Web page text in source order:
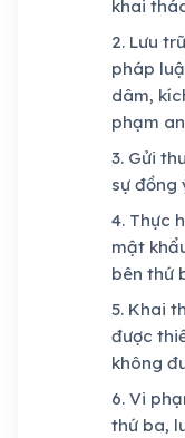
khai
Lưu
pháp
dâm,
phạm
Gửi
sự đồng
Thực
mật
bên thứ
Khai
được
không
Vi
thứ ba,